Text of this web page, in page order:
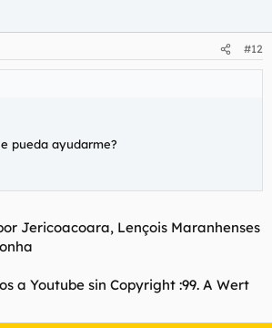
#12
pueda ayudarme?
Jericoacoara, Lençois Maranhenses
a Youtube sin Copyright :99. A Wert